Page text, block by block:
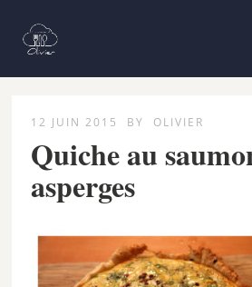
12 JUIN 2015 BY OLIVIER
Quiche au
asperges